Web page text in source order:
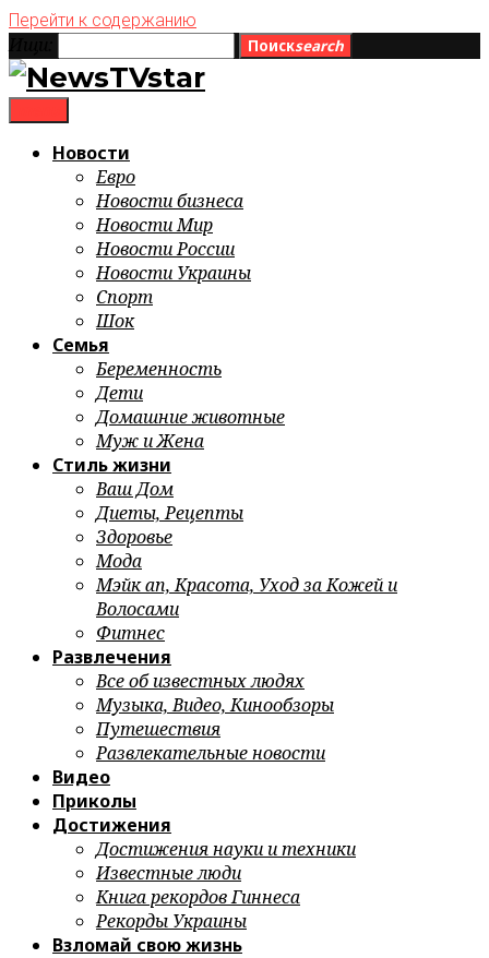
Перейти к содержанию
Поискsearch
Новости
Евро
Новости бизнеса
Новости Мир
Новости России
Новости Украины
Спорт
Шок
Семья
Беременность
Дети
Домашние животные
Муж и Жена
Стиль жизни
Ваш Дом
Диеты, Рецепты
Здоровье
Мода
Мэйк ап, Красота, Уход за Кожей и
Волосами
Фитнес
Развлечения
Все об известных людях
Музыка, Видео, Кинообзоры
Путешествия
Развлекательные новости
Видео
Приколы
Достижения
Достижения науки и техники
Известные люди
Книга рекордов Гиннеса
Рекорды Украины
Взломай свою жизнь